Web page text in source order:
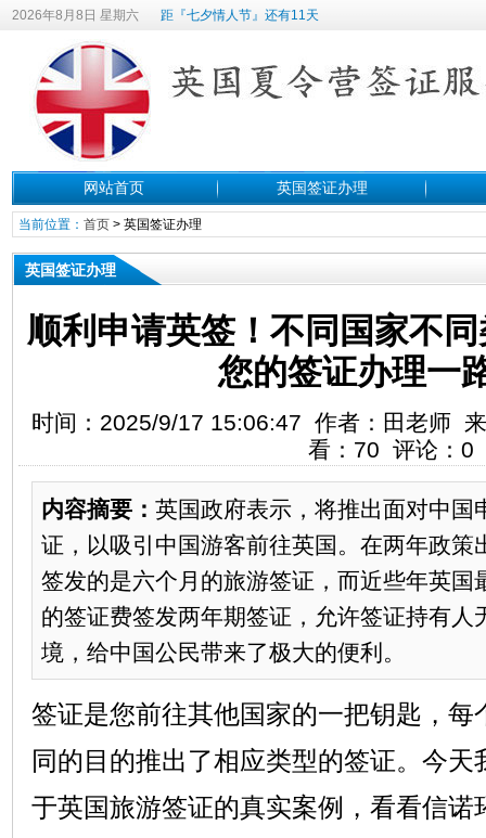
2026年8月8日 星期六 距『七夕情人节』还有11天
网站首页 英国签证办理
当前位置： 首页> 英国签证办理
英国签证办理
顺利申请英签！不同国家不
您的签证办理一
时间：2025/9/17 15:06:47 作者：田老师
看：70 评论：0
内容摘要： 英国政府表示，将推出面对中国
证，以吸引中国游客前往英国。在两年政策
签发的是六个月的旅游签证，而近些年英国
的签证费签发两年期签证，允许签证持有人
境，给中国公民带来了极大的便利。
签证是您前往其他国家的一把钥匙，每
同的目的推出了相应类型的签证。今
于英国旅游签证的真实案例，看看信诺